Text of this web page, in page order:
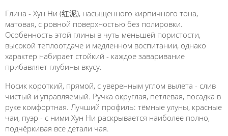
Глина - Хун Ни (红泥), насыщенного кирпичного тона,
матовая, с ровной поверхностью без полировки.
Особенность этой глины в чуть меньшей пористости,
высокой теплоотдаче и медленном воспитании, однако
характер набирает стойкий - каждое заваривание
прибавляет глубины вкусу.
Носик короткий, прямой, с уверенным углом вылета - слив
чистый и управляемый. Ручка округлая, петлевая, посадка в
руке комфортная. Лучший профиль: тёмные улуны, красные
чаи, пуэр - с ними Хун Ни раскрывается наиболее полно,
подчёркивая все детали чая.